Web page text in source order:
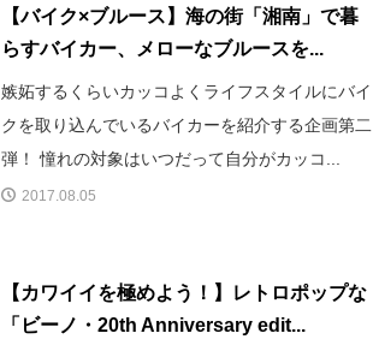
【バイク×ブルース】海の街「湘南」で暮
らすバイカー、メローなブルースを...
嫉妬するくらいカッコよくライフスタイルにバイ
クを取り込んでいるバイカーを紹介する企画第二
弾！ 憧れの対象はいつだって自分がカッコ...
2017.08.05
【カワイイを極めよう！】レトロポップな
「ビーノ・20th Anniversary edit...